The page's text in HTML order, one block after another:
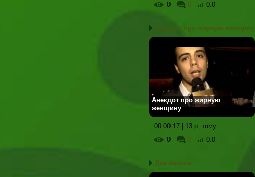
0
0 0.0
Анекдот про жирную женщину
Анекдот про жирную
женщину
00:00:17 | 13 р. тому
0
0 0.0
Два батона